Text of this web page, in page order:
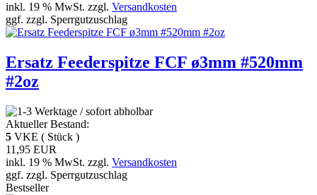
inkl. 19 % MwSt. zzgl. Versandkosten
ggf. zzgl. Sperrgutzuschlag
Ersatz Feederspitze FCF ø3mm #520mm
#2oz
Aktueller Bestand:
5 VKE ( Stück )
11,95 EUR
inkl. 19 % MwSt. zzgl. Versandkosten
ggf. zzgl. Sperrgutzuschlag
Bestseller